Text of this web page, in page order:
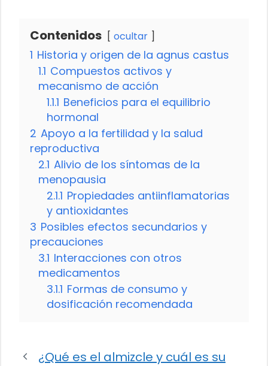
Contenidos ocultar
1 Historia y origen de la agnus castus
1.1 Compuestos activos y
mecanismo de acción
1.1.1 Beneficios para el equilibrio
hormonal
2 Apoyo a la fertilidad y la salud
reproductiva
2.1 Alivio de los síntomas de la
menopausia
2.1.1 Propiedades antiinflamatorias
y antioxidantes
3 Posibles efectos secundarios y
precauciones
3.1 Interacciones con otros
medicamentos
3.1.1 Formas de consumo y
dosificación recomendada
¿Qué es el almizcle y cuál es su